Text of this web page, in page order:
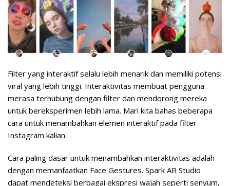
Filter yang interaktif selalu lebih menarik dan memiliki potensi
viral yang lebih tinggi. Interaktivitas membuat pengguna
merasa terhubung dengan filter dan mendorong mereka
untuk bereksperimen lebih lama. Mari kita bahas beberapa
cara untuk menambahkan elemen interaktif pada filter
Instagram kalian.
Cara paling dasar untuk menambahkan interaktivitas adalah
dengan memanfaatkan Face Gestures. Spark AR Studio
dapat mendeteksi berbagai ekspresi wajah seperti senyum,